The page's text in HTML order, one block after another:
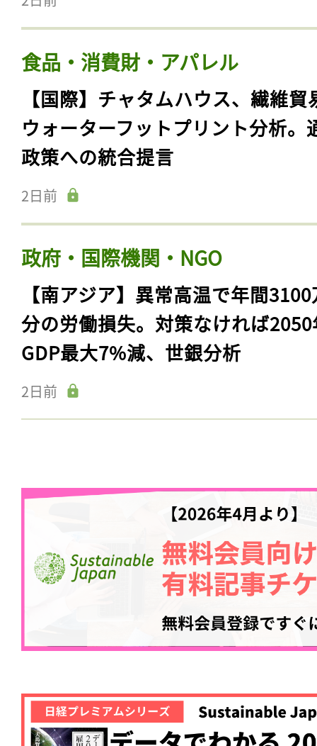
食品・消費財・アパレル
【国際】チャタムハウス、繊維貿
ウォーターフットプリント分析。
政策への統合提言
2日前
政府・国際機関・NGO
【南アジア】異常高温で年間
分の労働損失。対策なければ
GDP最大7%減、世銀分析
2日前